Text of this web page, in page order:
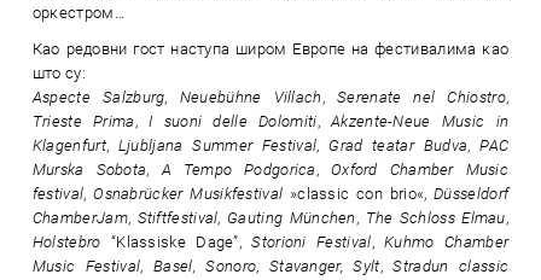
оркестром…
Као редовни гост наступа широм Европе на фестивалима као
што су:
Aspecte Salzburg, Neuebühne Villach ,Serenate nel Chiostro,
Trieste Prima ,I suoni delle Dolomiti,Akzente-Neue Music in
Klagenfurt, Ljubljana Summer Festival, Grad teatar Budva,PAC
Murska Sobota,A Tempo Podgorica , Oxford Chamber Music
festival,Osnabrücker Musikfestival »classic con brio«,Düsseldorf
ChamberJam, Stiftfestival, Gauting München , The Schloss Elmau,
Holstebro “Klassiske Dage”,Storioni Festival,Kuhmo Chamber
Music Festival,Basel, Sonoro, Stavanger, Sylt,Stradun classic